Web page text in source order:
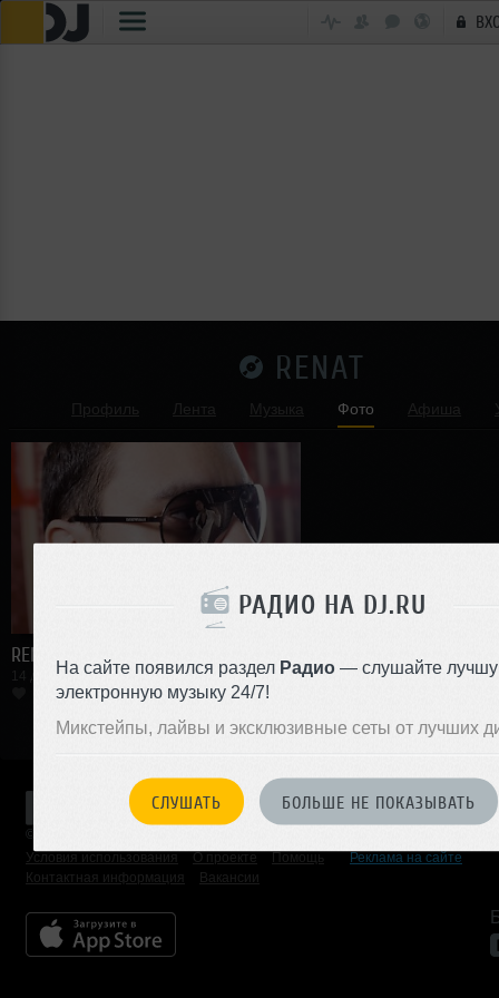
РАДИО НА DJ.RU
На сайте появился раздел Радио— слушайте
электронную музыку 24/7!
Микстейпы, лайвы и эксклюзивные сеты от лучших
СЛУШАТЬ БОЛЬШЕ НЕ ПОКАЗЫВАТЬ
RENAT
Фото
RENAT
14 декабря 2009, 14 фотографий
© 2001 — 2026 «DJ.ru» Все права защищены.
Условия использования
О проекте Помощь
Реклама на сайте
Контактная информация
Вакансии